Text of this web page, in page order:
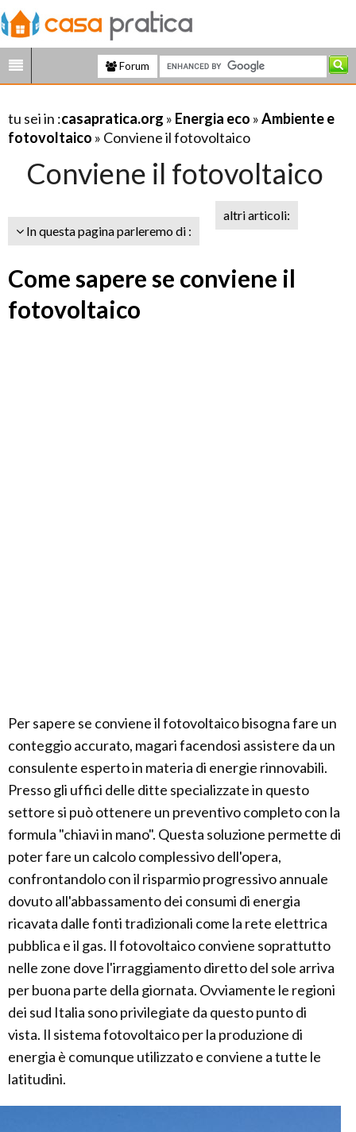
Forum
tu sei in :casapratica.org » Energia eco »Ambiente e
fotovoltaico » Conviene il fotovoltaico
Conviene il fotovoltaico
In questa pagina parleremo di :
altri articoli:
Come sapere se conviene il
fotovoltaico
Per sapere se conviene il fotovoltaico bisogna fare un
conteggio accurato, magari facendosi assistere da un
consulente esperto in materia di energie rinnovabili.
Presso gli uffici delle ditte specializzate in questo
settore si può ottenere un preventivo completo con la
formula "chiavi in mano". Questa soluzione permette di
poter fare un calcolo complessivo dell'opera,
confrontandolo con il risparmio progressivo annuale
dovuto all'abbassamento dei consumi di energia
ricavata dalle fonti tradizionali come la rete elettrica
pubblica e il gas. Il fotovoltaico conviene soprattutto
nelle zone dove l'irraggiamento diretto del sole arriva
per buona parte della giornata. Ovviamente le regioni
dei sud Italia sono privilegiate da questo punto di
vista. Il sistema fotovoltaico per la produzione di
energia è comunque utilizzato e conviene a tutte le
latitudini.